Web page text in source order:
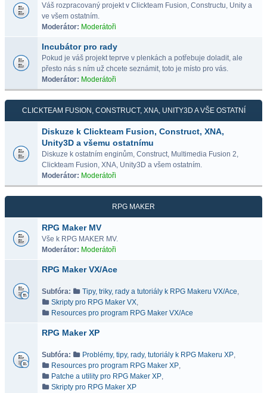
Váš rozpracovaný projekt v Clickteam Fusion, Constructu, Unity a
ve všem ostatním.
Moderátor: Moderátoři
Incubátor pro rady
Pokud je váš projekt teprve v plenkách a potřebuje doladit, ale
přesto nás s ním už chcete seznámit, toto je místo pro vás.
Moderátor: Moderátoři
CLICKTEAM FUSION, CONSTRUCT, XNA, UNITY3D A VŠE OSTATNÍ
Diskuze k Clickteam Fusion, Construct, XNA,
Unity3D a všemu ostatnímu
Diskuze k ostatním enginům, Construct, Multimedia Fusion 2,
Clickteam Fusion, XNA, Unity3D a všem ostatním.
Moderátor: Moderátoři
RPG MAKER
RPG Maker MV
Vše k RPG MAKER MV.
Moderátor: Moderátoři
RPG Maker VX/Ace
Subfóra: Tipy, triky, rady a tutoriály k RPG Makeru VX/Ace,
Skripty pro RPG Maker VX,
Resources pro program RPG Maker VX/Ace
RPG Maker XP
Subfóra: Problémy, tipy, rady, tutoriály k RPG Makeru XP,
Resources pro program RPG Maker XP,
Patche a utility pro RPG Maker XP,
Skripty pro RPG Maker XP